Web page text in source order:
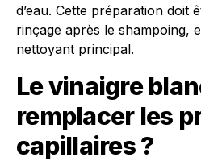
d’eau. Cette préparation doit
rinçage après le shampoing,
nettoyant principal.
Le vinaigre
remplacer les
capillaires ?